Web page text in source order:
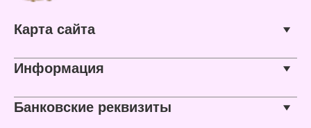
обязательной промывке
Тип товара: Пистолет
для монтажной пены
Карта сайта
Информация
Банковские реквизиты